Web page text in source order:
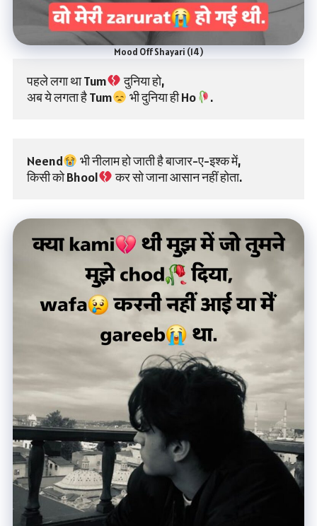
Mood Off Shayari (14)
पहले लगा था Tum
दुनिया हो,
अब ये लगता है Tum
भी दुनिया ही Ho .
Neend
भी नीलाम हो जाती है बाजार-ए-इश्क में,
किसी को Bhool
कर सो जाना आसान नहीं होता.